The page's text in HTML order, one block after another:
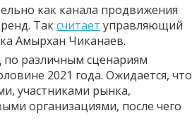
как канала продвижения
Таксчитает управляющий
Амырхан Чиканаев.
по различным сценариям
2021 года. Ожидается, что
участниками рынка,
организациями, после чего